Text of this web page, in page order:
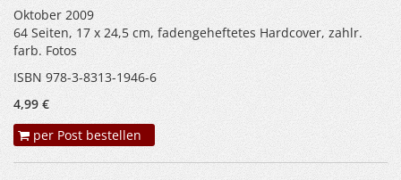
Oktober 2009
64 Seiten, 17 x 24,5 cm, fadengeheftetes Hardcover, zahlr.
farb. Fotos
ISBN 978-3-8313-1946-6
4,99 €
per Post bestellen